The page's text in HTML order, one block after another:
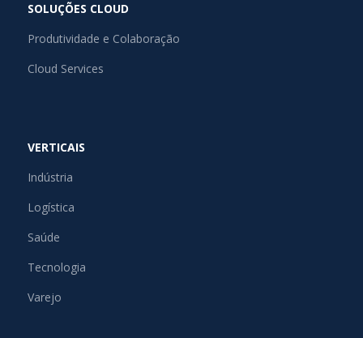
SOLUÇÕES CLOUD
Produtividade e Colaboração
Cloud Services
VERTICAIS
Indústria
Logística
Saúde
Tecnologia
Varejo